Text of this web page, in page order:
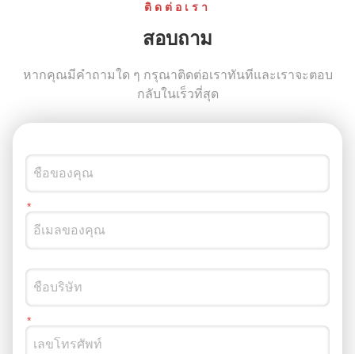
ติดต่อเรา
สอบถาม
หากคุณมีคําถามใด ๆ กรุณาติดต่อเราทันทีและเราจะตอบ
กลับในเร็วที่สุด